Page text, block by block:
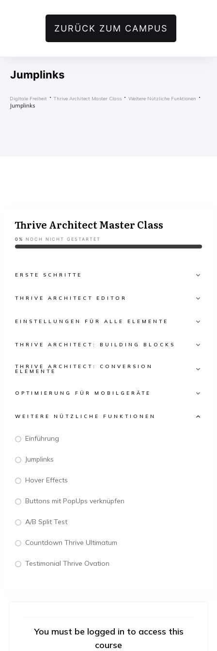
ZURÜCK ZUM CAMPUS
Jumplinks
Digitale Freiheit Thrive Architect Master Class Weitere Nützliche Funktionen
Jumplinks
You must be logged in to access this
course
Thrive Architect Master Class
0% NOCH NICHT GESTARTET
ERSTE SCHRITTE
THRIVE ARCHITECT EDITOR
EINSTELLUNGEN FÜR ALLE ELEMENTE
THRIVE ARCHITECT: BUILDING BLOCKS
THRIVE ARCHITECT: CONVERSION
ELEMENTE
OPTIMIERUNG FÜR MOBILGERÄTE
WEITERE NÜTZLICHE FUNKTIONEN
Einführung
Jumplinks
Hover Effects
Buttons mit PopUps verknüpfen
A/B Split Test
Countdown Thrive Ultimatum
Testimonial Thrive Ovation